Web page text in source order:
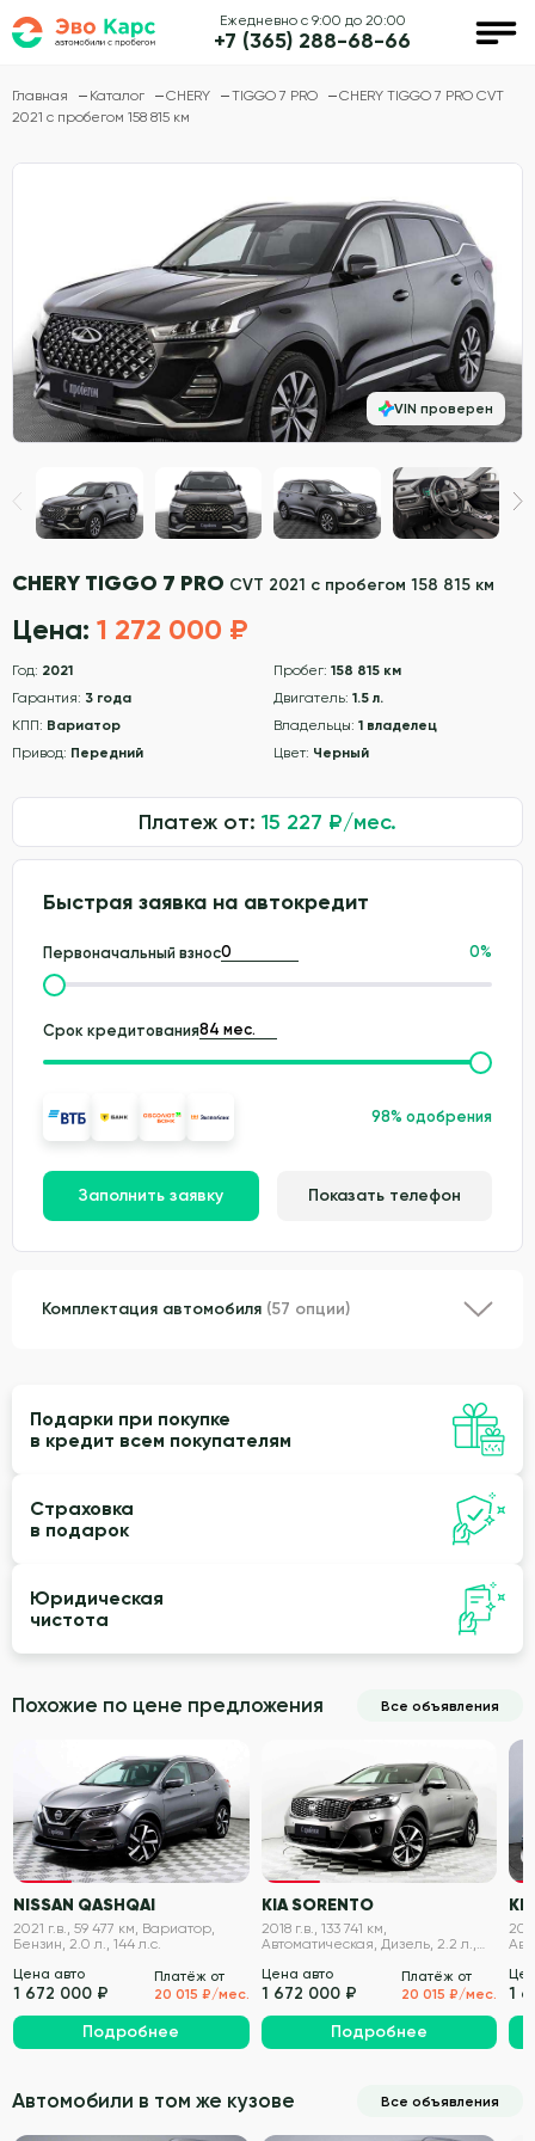
Ежедневно с 9:00 до 20:00
+7 (365) 288-68-66
Главная Каталог CHERY TIGGO 7 PRO
CHERY TIGGO 7 PRO CVT
2021 с пробегом 158 815 км
CHERY TIGGO 7 PRO CVT 2021 с пробегом 158 815 км
Цена: 1 272 000 ₽
Год: 2021 Пробег: 158 815 км
Гарантия: 3 года Двигатель: 1.5 л.
КПП: Вариатор Владельцы: 1 владелец
Привод: Передний Цвет: Черный
Платеж от: 15 227 ₽/мес.
Быстрая заявка на автокредит
Первоначальный взнос 0%
Срок кредитования
98% одобрения
Заполнить заявку Показать телефон
VIN проверен
Комплектация автомобиля (57 опции)
Подарки при покупке
в кредит всем покупателям
Страховка
в подарок
Юридическая
чистота
Похожие по цене предложения Все объявления
VIN проверен
NISSAN QASHQAI
2021 г.в., 59 477 км, Вариатор,
Бензин, 2.0 л., 144 л.с.
Цена авто
1 672 000 ₽
Платёж от
20 015 ₽/мес.
Подробнее
VIN проверен
KIA SORENTO
2018 г.в., 133 741 км,
Автоматическая, Дизель, 2.2 л.,
Цена авто
1 672 000 ₽
Платёж от
20 015 ₽/мес.
Подробнее
1
Автомобили в том же кузове Все объявления